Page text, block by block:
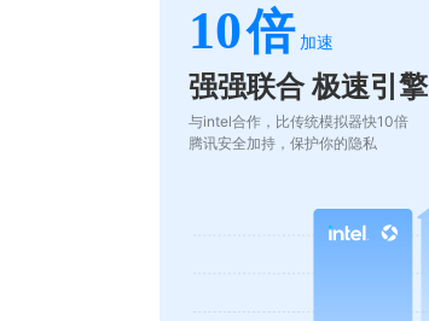
10倍 加速
强强联合 极速引擎
与intel合作，比传统模拟器快10倍
腾讯安全加持，保护你的隐私